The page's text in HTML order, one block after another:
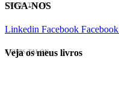
EVINIS TALON
SIGA-NOS
Linkedin Facebook Facebook
EVINIS TALON
Veja os meus livros